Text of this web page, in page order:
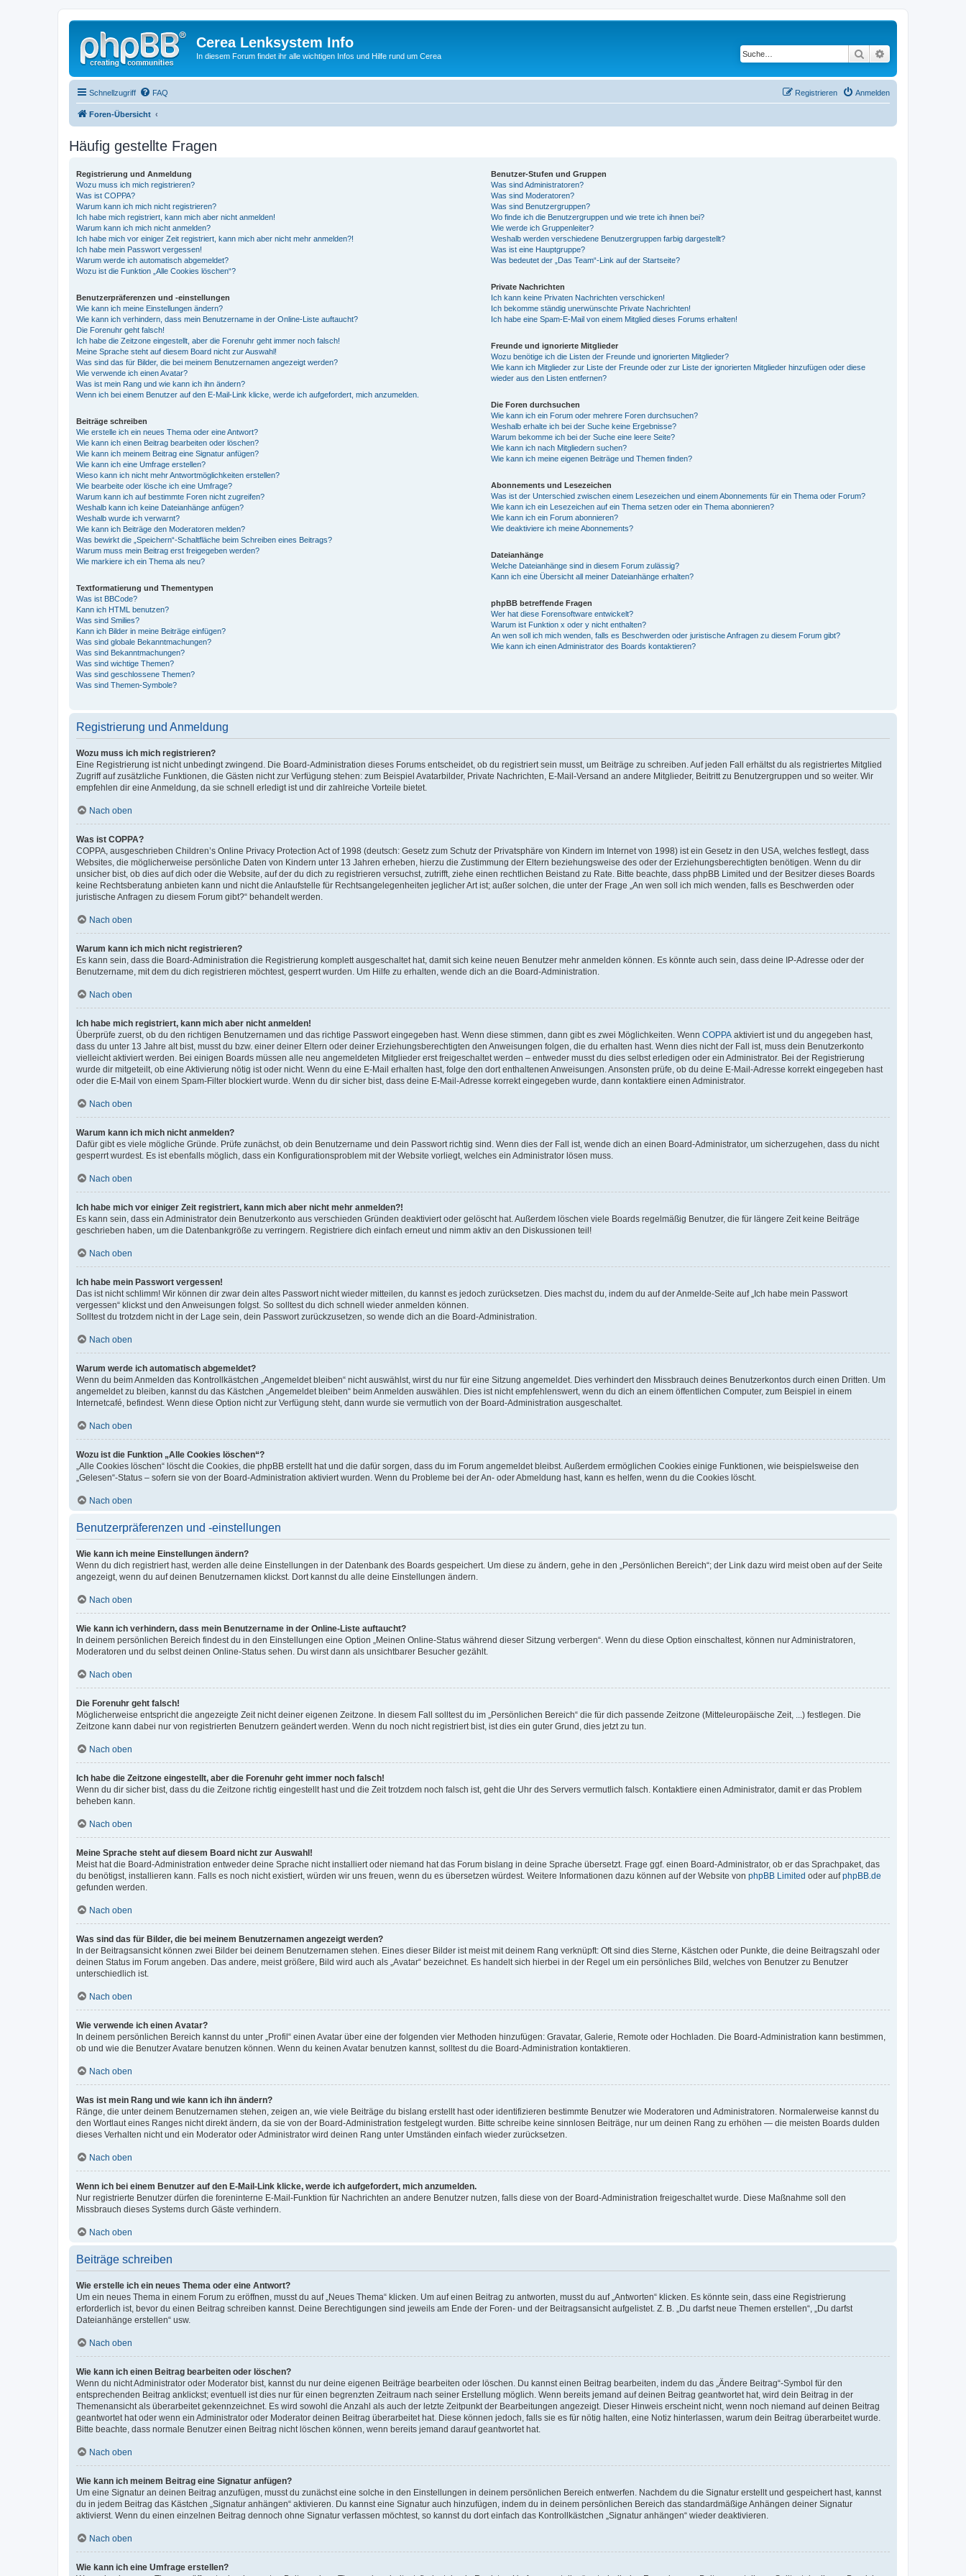
Cerea Lenksystem Info
In diesem Forum findet ihr alle wichtigen Infos und Hilfe rund um Cerea Suche
Schnellzugriff FAQ Anmelden
Registrieren
Foren-Übersicht
Häufig gestellte Fragen
Registrierung und Anmeldung
Wozu muss ich mich registrieren?
Was ist COPPA?
Warum kann ich mich nicht registrieren?
Ich habe mich registriert, kann mich aber nicht anmelden!
Warum kann ich mich nicht anmelden?
Ich habe mich vor einiger Zeit registriert, kann mich aber nicht mehr anmelden?!
Ich habe mein Passwort vergessen!
Warum werde ich automatisch abgemeldet?
Wozu ist die Funktion „Alle Cookies löschen“?
Benutzerpräferenzen und -einstellungen
Wie kann ich meine Einstellungen ändern?
Wie kann ich verhindern, dass mein Benutzername in der Online-Liste auftaucht?
Die Forenuhr geht falsch!
Ich habe die Zeitzone eingestellt, aber die Forenuhr geht immer noch falsch!
Meine Sprache steht auf diesem Board nicht zur Auswahl!
Was sind das für Bilder, die bei meinem Benutzernamen angezeigt werden?
Wie verwende ich einen Avatar?
Was ist mein Rang und wie kann ich ihn ändern?
Wenn ich bei einem Benutzer auf den E-Mail-Link klicke, werde ich aufgefordert, mich anzumelden.
Beiträge schreiben
Wie erstelle ich ein neues Thema oder eine Antwort?
Wie kann ich einen Beitrag bearbeiten oder löschen?
Wie kann ich meinem Beitrag eine Signatur anfügen?
Wie kann ich eine Umfrage erstellen?
Wieso kann ich nicht mehr Antwortmöglichkeiten erstellen?
Wie bearbeite oder lösche ich eine Umfrage?
Warum kann ich auf bestimmte Foren nicht zugreifen?
Weshalb kann ich keine Dateianhänge anfügen?
Weshalb wurde ich verwarnt?
Wie kann ich Beiträge den Moderatoren melden?
Was bewirkt die „Speichern“-Schaltfläche beim Schreiben eines Beitrags?
Warum muss mein Beitrag erst freigegeben werden?
Wie markiere ich ein Thema als neu?
Textformatierung und Thementypen
Was ist BBCode?
Kann ich HTML benutzen?
Was sind Smilies?
Kann ich Bilder in meine Beiträge einfügen?
Was sind globale Bekanntmachungen?
Was sind Bekanntmachungen?
Was sind wichtige Themen?
Was sind geschlossene Themen?
Was sind Themen-Symbole?
Benutzer-Stufen und Gruppen
Was sind Administratoren?
Was sind Moderatoren?
Was sind Benutzergruppen?
Wo finde ich die Benutzergruppen und wie trete ich ihnen bei?
Wie werde ich Gruppenleiter?
Weshalb werden verschiedene Benutzergruppen farbig dargestellt?
Was ist eine Hauptgruppe?
Was bedeutet der „Das Team“-Link auf der Startseite?
Private Nachrichten
Ich kann keine Privaten Nachrichten verschicken!
Ich bekomme ständig unerwünschte Private Nachrichten!
Ich habe eine Spam-E-Mail von einem Mitglied dieses Forums erhalten!
Freunde und ignorierte Mitglieder
Wozu benötige ich die Listen der Freunde und ignorierten Mitglieder?
Wie kann ich Mitglieder zur Liste der Freunde oder zur Liste der ignorierten Mitglieder hinzufügen oder diese
wieder aus den Listen entfernen?
Die Foren durchsuchen
Wie kann ich ein Forum oder mehrere Foren durchsuchen?
Weshalb erhalte ich bei der Suche keine Ergebnisse?
Warum bekomme ich bei der Suche eine leere Seite?
Wie kann ich nach Mitgliedern suchen?
Wie kann ich meine eigenen Beiträge und Themen finden?
Abonnements und Lesezeichen
Was ist der Unterschied zwischen einem Lesezeichen und einem Abonnements für ein Thema oder Forum?
Wie kann ich ein Lesezeichen auf ein Thema setzen oder ein Thema abonnieren?
Wie kann ich ein Forum abonnieren?
Wie deaktiviere ich meine Abonnements?
Dateianhänge
Welche Dateianhänge sind in diesem Forum zulässig?
Kann ich eine Übersicht all meiner Dateianhänge erhalten?
phpBB betreffende Fragen
Wer hat diese Forensoftware entwickelt?
Warum ist Funktion x oder y nicht enthalten?
An wen soll ich mich wenden, falls es Beschwerden oder juristische Anfragen zu diesem Forum gibt?
Wie kann ich einen Administrator des Boards kontaktieren?
Registrierung und Anmeldung
Wozu muss ich mich registrieren?
Eine Registrierung ist nicht unbedingt zwingend. Die Board-Administration dieses Forums entscheidet, ob du registriert sein musst, um Beiträge zu schreiben. Auf jeden Fall erhältst du als registriertes Mitglied
Zugriff auf zusätzliche Funktionen, die Gästen nicht zur Verfügung stehen: zum Beispiel Avatarbilder, Private Nachrichten, E-Mail-Versand an andere Mitglieder, Beitritt zu Benutzergruppen und so weiter. Wir
empfehlen dir eine Anmeldung, da sie schnell erledigt ist und dir zahlreiche Vorteile bietet.
Nach oben
Was ist COPPA?
COPPA, ausgeschrieben Children’s Online Privacy Protection Act of 1998 (deutsch: Gesetz zum Schutz der Privatsphäre von Kindern im Internet von 1998) ist ein Gesetz in den USA, welches festlegt, dass
Websites, die möglicherweise persönliche Daten von Kindern unter 13 Jahren erheben, hierzu die Zustimmung der Eltern beziehungsweise des oder der Erziehungsberechtigten benötigen. Wenn du dir
unsicher bist, ob dies auf dich oder die Website, auf der du dich zu registrieren versuchst, zutrifft, ziehe einen rechtlichen Beistand zu Rate. Bitte beachte, dass phpBB Limited und der Besitzer dieses Boards
keine Rechtsberatung anbieten kann und nicht die Anlaufstelle für Rechtsangelegenheiten jeglicher Art ist; außer solchen, die unter der Frage „An wen soll ich mich wenden, falls es Beschwerden oder
juristische Anfragen zu diesem Forum gibt?“ behandelt werden.
Nach oben
Warum kann ich mich nicht registrieren?
Es kann sein, dass die Board-Administration die Registrierung komplett ausgeschaltet hat, damit sich keine neuen Benutzer mehr anmelden können. Es könnte auch sein, dass deine IP-Adresse oder der
Benutzername, mit dem du dich registrieren möchtest, gesperrt wurden. Um Hilfe zu erhalten, wende dich an die Board-Administration.
Nach oben
Ich habe mich registriert, kann mich aber nicht anmelden!
Überprüfe zuerst, ob du den richtigen Benutzernamen und das richtige Passwort eingegeben hast. Wenn diese stimmen, dann gibt es zwei Möglichkeiten. Wenn COPPA aktiviert ist und du angegeben hast,
dass du unter 13 Jahre alt bist, musst du bzw. einer deiner Eltern oder deiner Erziehungsberechtigten den Anweisungen folgen, die du erhalten hast. Wenn dies nicht der Fall ist, muss dein Benutzerkonto
vielleicht aktiviert werden. Bei einigen Boards müssen alle neu angemeldeten Mitglieder erst freigeschaltet werden – entweder musst du dies selbst erledigen oder ein Administrator. Bei der Registrierung
wurde dir mitgeteilt, ob eine Aktivierung nötig ist oder nicht. Wenn du eine E-Mail erhalten hast, folge den dort enthaltenen Anweisungen. Ansonsten prüfe, ob du deine E-Mail-Adresse korrekt eingegeben hast
oder die E-Mail von einem Spam-Filter blockiert wurde. Wenn du dir sicher bist, dass deine E-Mail-Adresse korrekt eingegeben wurde, dann kontaktiere einen Administrator.
Nach oben
Warum kann ich mich nicht anmelden?
Dafür gibt es viele mögliche Gründe. Prüfe zunächst, ob dein Benutzername und dein Passwort richtig sind. Wenn dies der Fall ist, wende dich an einen Board-Administrator, um sicherzugehen, dass du nicht
gesperrt wurdest. Es ist ebenfalls möglich, dass ein Konfigurationsproblem mit der Website vorliegt, welches ein Administrator lösen muss.
Nach oben
Ich habe mich vor einiger Zeit registriert, kann mich aber nicht mehr anmelden?!
Es kann sein, dass ein Administrator dein Benutzerkonto aus verschieden Gründen deaktiviert oder gelöscht hat. Außerdem löschen viele Boards regelmäßig Benutzer, die für längere Zeit keine Beiträge
geschrieben haben, um die Datenbankgröße zu verringern. Registriere dich einfach erneut und nimm aktiv an den Diskussionen teil!
Nach oben
Ich habe mein Passwort vergessen!
Das ist nicht schlimm! Wir können dir zwar dein altes Passwort nicht wieder mitteilen, du kannst es jedoch zurücksetzen. Dies machst du, indem du auf der Anmelde-Seite auf „Ich habe mein Passwort
vergessen“ klickst und den Anweisungen folgst. So solltest du dich schnell wieder anmelden können.
Solltest du trotzdem nicht in der Lage sein, dein Passwort zurückzusetzen, so wende dich an die Board-Administration.
Nach oben
Warum werde ich automatisch abgemeldet?
Wenn du beim Anmelden das Kontrollkästchen „Angemeldet bleiben“ nicht auswählst, wirst du nur für eine Sitzung angemeldet. Dies verhindert den Missbrauch deines Benutzerkontos durch einen Dritten. Um
angemeldet zu bleiben, kannst du das Kästchen „Angemeldet bleiben“ beim Anmelden auswählen. Dies ist nicht empfehlenswert, wenn du dich an einem öffentlichen Computer, zum Beispiel in einem
Internetcafé, befindest. Wenn diese Option nicht zur Verfügung steht, dann wurde sie vermutlich von der Board-Administration ausgeschaltet.
Nach oben
Wozu ist die Funktion „Alle Cookies löschen“?
„Alle Cookies löschen“ löscht die Cookies, die phpBB erstellt hat und die dafür sorgen, dass du im Forum angemeldet bleibst. Außerdem ermöglichen Cookies einige Funktionen, wie beispielsweise den
„Gelesen“-Status – sofern sie von der Board-Administration aktiviert wurden. Wenn du Probleme bei der An- oder Abmeldung hast, kann es helfen, wenn du die Cookies löscht.
Nach oben
Benutzerpräferenzen und -einstellungen
Wie kann ich meine Einstellungen ändern?
Wenn du dich registriert hast, werden alle deine Einstellungen in der Datenbank des Boards gespeichert. Um diese zu ändern, gehe in den „Persönlichen Bereich“; der Link dazu wird meist oben auf der Seite
angezeigt, wenn du auf deinen Benutzernamen klickst. Dort kannst du alle deine Einstellungen ändern.
Nach oben
Wie kann ich verhindern, dass mein Benutzername in der Online-Liste auftaucht?
In deinem persönlichen Bereich findest du in den Einstellungen eine Option „Meinen Online-Status während dieser Sitzung verbergen“. Wenn du diese Option einschaltest, können nur Administratoren,
Moderatoren und du selbst deinen Online-Status sehen. Du wirst dann als unsichtbarer Besucher gezählt.
Nach oben
Die Forenuhr geht falsch!
Möglicherweise entspricht die angezeigte Zeit nicht deiner eigenen Zeitzone. In diesem Fall solltest du im „Persönlichen Bereich“ die für dich passende Zeitzone (Mitteleuropäische Zeit, ...) festlegen. Die
Zeitzone kann dabei nur von registrierten Benutzern geändert werden. Wenn du noch nicht registriert bist, ist dies ein guter Grund, dies jetzt zu tun.
Nach oben
Ich habe die Zeitzone eingestellt, aber die Forenuhr geht immer noch falsch!
Wenn du dir sicher bist, dass du die Zeitzone richtig eingestellt hast und die Zeit trotzdem noch falsch ist, geht die Uhr des Servers vermutlich falsch. Kontaktiere einen Administrator, damit er das Problem
beheben kann.
Nach oben
Meine Sprache steht auf diesem Board nicht zur Auswahl!
Meist hat die Board-Administration entweder deine Sprache nicht installiert oder niemand hat das Forum bislang in deine Sprache übersetzt. Frage ggf. einen Board-Administrator, ob er das Sprachpaket, das
du benötigst, installieren kann. Falls es noch nicht existiert, würden wir uns freuen, wenn du es übersetzen würdest. Weitere Informationen dazu können auf der Website von phpBB Limited oder aufphpBB.de
gefunden werden.
Nach oben
Was sind das für Bilder, die bei meinem Benutzernamen angezeigt werden?
In der Beitragsansicht können zwei Bilder bei deinem Benutzernamen stehen. Eines dieser Bilder ist meist mit deinem Rang verknüpft: Oft sind dies Sterne, Kästchen oder Punkte, die deine Beitragszahl oder
deinen Status im Forum angeben. Das andere, meist größere, Bild wird auch als „Avatar“ bezeichnet. Es handelt sich hierbei in der Regel um ein persönliches Bild, welches von Benutzer zu Benutzer
unterschiedlich ist.
Nach oben
Wie verwende ich einen Avatar?
In deinem persönlichen Bereich kannst du unter „Profil“ einen Avatar über eine der folgenden vier Methoden hinzufügen: Gravatar, Galerie, Remote oder Hochladen. Die Board-Administration kann bestimmen,
ob und wie die Benutzer Avatare benutzen können. Wenn du keinen Avatar benutzen kannst, solltest du die Board-Administration kontaktieren.
Nach oben
Was ist mein Rang und wie kann ich ihn ändern?
Ränge, die unter deinem Benutzernamen stehen, zeigen an, wie viele Beiträge du bislang erstellt hast oder identifizieren bestimmte Benutzer wie Moderatoren und Administratoren. Normalerweise kannst du
den Wortlaut eines Ranges nicht direkt ändern, da sie von der Board-Administration festgelegt wurden. Bitte schreibe keine sinnlosen Beiträge, nur um deinen Rang zu erhöhen — die meisten Boards dulden
dieses Verhalten nicht und ein Moderator oder Administrator wird deinen Rang unter Umständen einfach wieder zurücksetzen.
Nach oben
Wenn ich bei einem Benutzer auf den E-Mail-Link klicke, werde ich aufgefordert, mich anzumelden.
Nur registrierte Benutzer dürfen die foreninterne E-Mail-Funktion für Nachrichten an andere Benutzer nutzen, falls diese von der Board-Administration freigeschaltet wurde. Diese Maßnahme soll den
Missbrauch dieses Systems durch Gäste verhindern.
Nach oben
Beiträge schreiben
Wie erstelle ich ein neues Thema oder eine Antwort?
Um ein neues Thema in einem Forum zu eröffnen, musst du auf „Neues Thema“ klicken. Um auf einen Beitrag zu antworten, musst du auf „Antworten“ klicken. Es könnte sein, dass eine Registrierung
erforderlich ist, bevor du einen Beitrag schreiben kannst. Deine Berechtigungen sind jeweils am Ende der Foren- und der Beitragsansicht aufgelistet. Z. B. „Du darfst neue Themen erstellen“, „Du darfst
Dateianhänge erstellen“ usw.
Nach oben
Wie kann ich einen Beitrag bearbeiten oder löschen?
Wenn du nicht Administrator oder Moderator bist, kannst du nur deine eigenen Beiträge bearbeiten oder löschen. Du kannst einen Beitrag bearbeiten, indem du das „Ändere Beitrag“-Symbol für den
entsprechenden Beitrag anklickst; eventuell ist dies nur für einen begrenzten Zeitraum nach seiner Erstellung möglich. Wenn bereits jemand auf deinen Beitrag geantwortet hat, wird dein Beitrag in der
Themenansicht als überarbeitet gekennzeichnet. Es wird sowohl die Anzahl als auch der letzte Zeitpunkt der Bearbeitungen angezeigt. Dieser Hinweis erscheint nicht, wenn noch niemand auf deinen Beitrag
geantwortet hat oder wenn ein Administrator oder Moderator deinen Beitrag überarbeitet hat. Diese können jedoch, falls sie es für nötig halten, eine Notiz hinterlassen, warum dein Beitrag überarbeitet wurde.
Bitte beachte, dass normale Benutzer einen Beitrag nicht löschen können, wenn bereits jemand darauf geantwortet hat.
Nach oben
Wie kann ich meinem Beitrag eine Signatur anfügen?
Um eine Signatur an deinen Beitrag anzufügen, musst du zunächst eine solche in den Einstellungen in deinem persönlichen Bereich entwerfen. Nachdem du die Signatur erstellt und gespeichert hast, kannst
du in jedem Beitrag das Kästchen „Signatur anhängen“ aktivieren. Du kannst eine Signatur auch hinzufügen, indem du in deinem persönlichen Bereich das standardmäßige Anhängen deiner Signatur
aktivierst. Wenn du einen einzelnen Beitrag dennoch ohne Signatur verfassen möchtest, so kannst du dort einfach das Kontrollkästchen „Signatur anhängen“ wieder deaktivieren.
Nach oben
Wie kann ich eine Umfrage erstellen?